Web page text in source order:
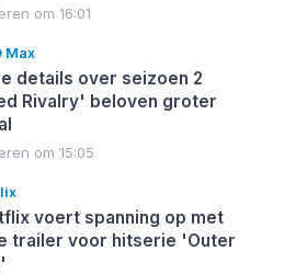
om 16:01
Max
details over seizoen 2
Rivalry' beloven groter
om 15:05
voert spanning op met
trailer voor hitserie 'Outer